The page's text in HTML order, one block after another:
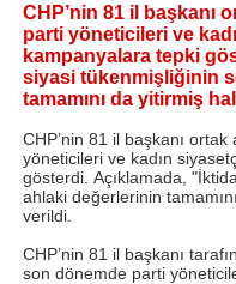
CHP’nin 81 il başkanı
parti yöneticileri ve
kampanyalara tepki
siyasi tükenmişliğinin
tamamını da yitirmiş
CHP’nin 81 il başkanı
yöneticileri ve kadın
gösterdi. Açıklamada,
ahlaki değerlerinin
verildi.
CHP’nin 81 il başkanı
son dönemde parti